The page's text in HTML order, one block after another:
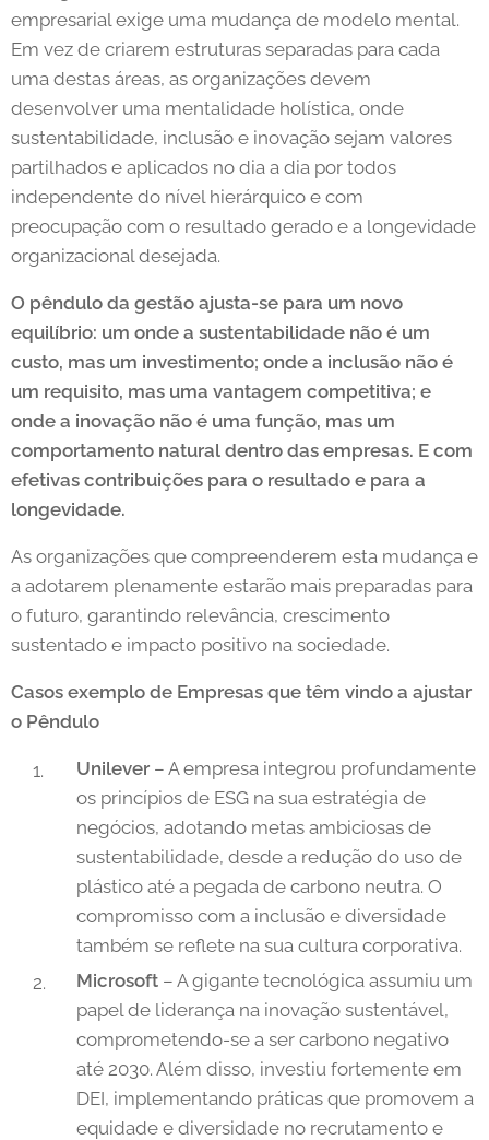
empresarial exige uma mudança de modelo mental.
Em vez de criarem estruturas separadas para cada
uma destas áreas, as organizações devem
desenvolver uma mentalidade holística, onde
sustentabilidade, inclusão e inovação sejam valores
partilhados e aplicados no dia a dia por todos
independente do nível hierárquico e com
preocupação com o resultado gerado e a longevidade
organizacional desejada.
O pêndulo da gestão ajusta-se para um novo
equilíbrio: um onde a sustentabilidade não é um
custo, mas um investimento; onde a inclusão não é
um requisito, mas uma vantagem competitiva; e
onde a inovação não é uma função, mas um
comportamento natural dentro das empresas. E com
efetivas contribuições para o resultado e para a
longevidade.
As organizações que compreenderem esta mudança e
a adotarem plenamente estarão mais preparadas para
o futuro, garantindo relevância, crescimento
sustentado e impacto positivo na sociedade.
Casos exemplo de Empresas que têm vindo a ajustar
o Pêndulo
Unilever – A empresa integrou profundamente
os princípios de ESG na sua estratégia de
negócios, adotando metas ambiciosas de
sustentabilidade, desde a redução do uso de
plástico até a pegada de carbono neutra. O
compromisso com a inclusão e diversidade
também se reflete na sua cultura corporativa.
Microsoft – A gigante tecnológica assumiu um
papel de liderança na inovação sustentável,
comprometendo-se a ser carbono negativo
até 2030. Além disso, investiu fortemente em
DEI, implementando práticas que promovem a
equidade e diversidade no recrutamento e